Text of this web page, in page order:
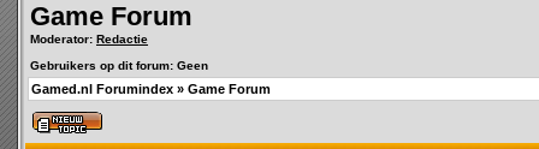
Game Forum
Moderator: Redactie
Gebruikers op dit forum: Geen
Gamed.nl Forumindex » Game Forum